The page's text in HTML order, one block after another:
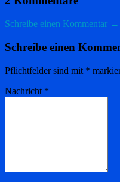
Schreibe einen Kommentar →
Schreibe einen
Pflichtfelder sind mit *
Nachricht *